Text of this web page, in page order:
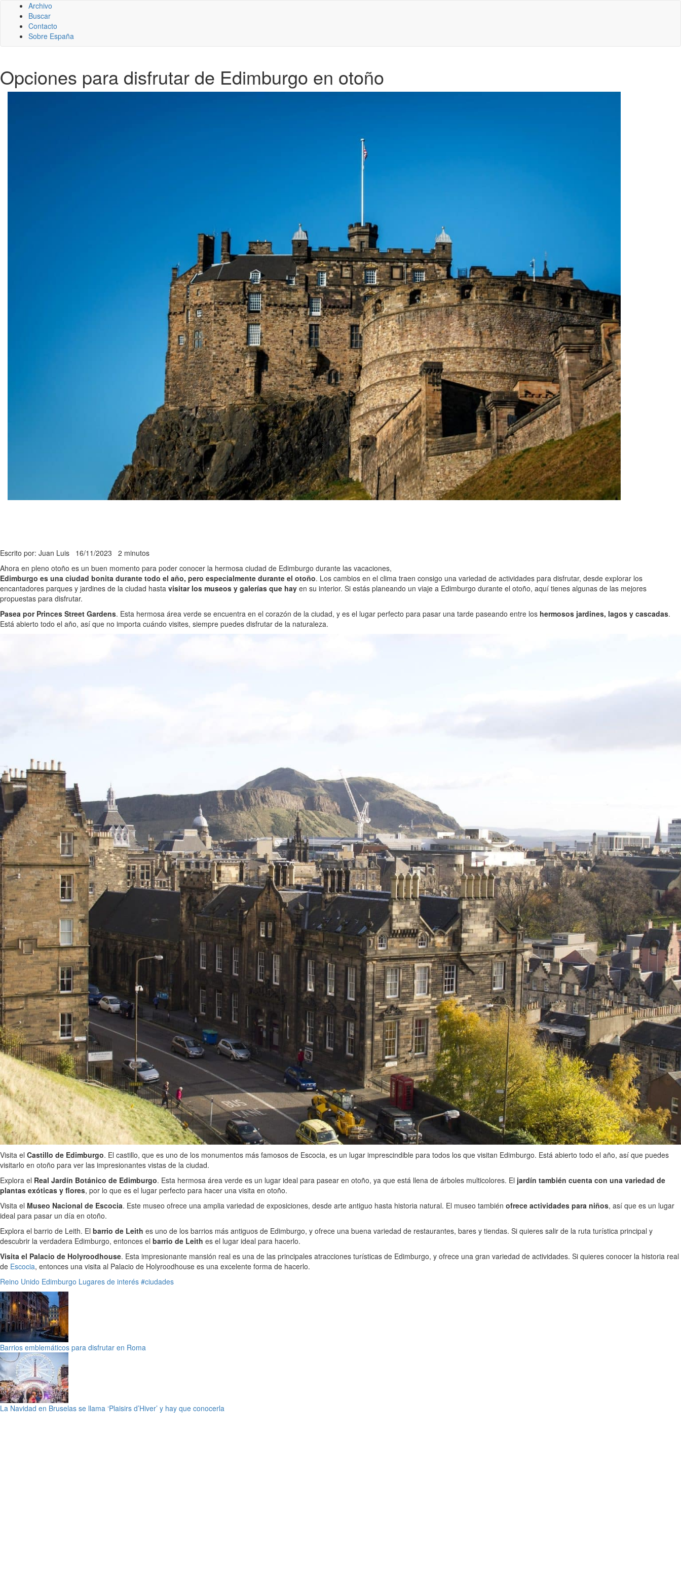
Archivo
Buscar
Contacto
Sobre España
Opciones para disfrutar de Edimburgo en otoño
Escrito por: Juan Luis 16/11/2023 2 minutos
Ahora en pleno otoño es un buen momento para poder conocer la hermosa ciudad de Edimburgo durante las vacaciones,
Edimburgo es una ciudad bonita durante todo el año, pero especialmente durante el otoño. Los cambios en el clima traen consigo una variedad de actividades para disfrutar, desde explorar los
encantadores parques y jardines de la ciudad hasta visitar los museos y galerías que hay en su interior. Si estás planeando un viaje a Edimburgo durante el otoño, aquí tienes algunas de las mejores
propuestas para disfrutar.
Pasea por Princes Street Gardens. Esta hermosa área verde se encuentra en el corazón de la ciudad, y es el lugar perfecto para pasar una tarde paseando entre los hermosos jardines, lagos y cascadas.
Está abierto todo el año, así que no importa cuándo visites, siempre puedes disfrutar de la naturaleza.
Visita el Castillo de Edimburgo. El castillo, que es uno de los monumentos más famosos de Escocia, es un lugar imprescindible para todos los que visitan Edimburgo. Está abierto todo el año, así que puedes
visitarlo en otoño para ver las impresionantes vistas de la ciudad.
Explora el Real Jardín Botánico de Edimburgo. Esta hermosa área verde es un lugar ideal para pasear en otoño, ya que está llena de árboles multicolores. El jardín también cuenta con una variedad de
plantas exóticas y flores, por lo que es el lugar perfecto para hacer una visita en otoño.
Visita el Museo Nacional de Escocia. Este museo ofrece una amplia variedad de exposiciones, desde arte antiguo hasta historia natural. El museo también ofrece actividades para niños, así que es un lugar
ideal para pasar un día en otoño.
Explora el barrio de Leith. El barrio de Leith es uno de los barrios más antiguos de Edimburgo, y ofrece una buena variedad de restaurantes, bares y tiendas. Si quieres salir de la ruta turística principal y
descubrir la verdadera Edimburgo, entonces el barrio de Leith es el lugar ideal para hacerlo.
Visita el Palacio de Holyroodhouse. Esta impresionante mansión real es una de las principales atracciones turísticas de Edimburgo, y ofrece una gran variedad de actividades. Si quieres conocer la historia real
de Escocia, entonces una visita al Palacio de Holyroodhouse es una excelente forma de hacerlo.
Reino Unido Edimburgo Lugares de interés #ciudades
Barrios emblemáticos para disfrutar en Roma
La Navidad en Bruselas se llama ‘Plaisirs d’Hiver’ y hay que conocerla